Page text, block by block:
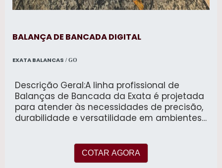
BALANÇA DE BANCADA DIGITAL
EXATA BALANCAS / GO
Descrição Geral:A linha profissional de
Balanças de Bancada da Exata é projetada
para atender às necessidades de precisão,
durabilidade e versatilidade em ambientes
que variam de 5 kg a 300 kg e plataformas
de dimensões entre 20x20 cm e 70x70 cm,
COTAR AGORA